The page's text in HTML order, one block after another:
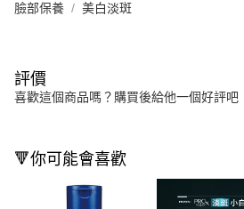
臉部保養 美白淡斑
評價
喜歡這個商品嗎？購買後給他一個好評吧
🔻你可能會喜歡